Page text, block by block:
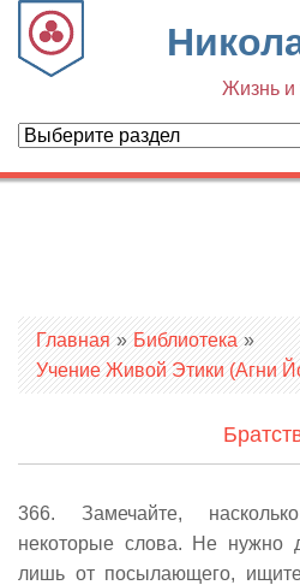
Жизнь и
Вы здесь
Главная » Библиотека »
Учение Живой Этики (Агни
366. Замечайте,
некоторые слова. Не нужно
лишь от посылающего,